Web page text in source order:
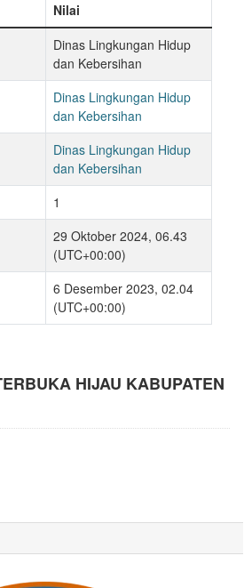
HIJAU KABUPATEN
Nilai
Dinas Lingkungan Hidup
dan Kebersihan
Dinas Lingkungan Hidup
dan Kebersihan
Dinas Lingkungan Hidup
dan Kebersihan
1
29 Oktober 2024, 06.43
(UTC+00:00)
6 Desember 2023, 02.04
(UTC+00:00)